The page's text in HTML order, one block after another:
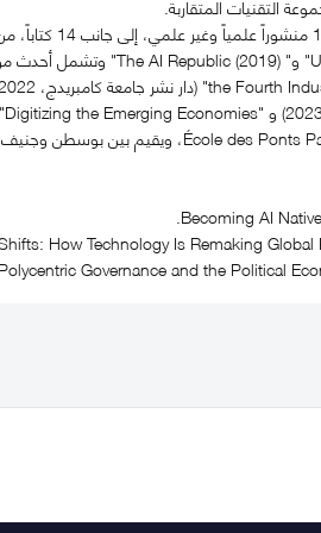
التقنيات المتقاربة.
ألّف البروفيسور